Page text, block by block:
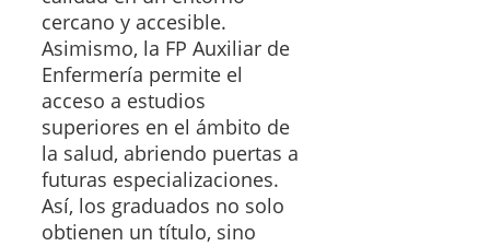
cercano y accesible.
Asimismo, la FP Auxiliar de
Enfermería permite el
acceso a estudios
superiores en el ámbito de
la salud, abriendo puertas a
futuras especializaciones.
Así, los graduados no solo
obtienen un título, sino